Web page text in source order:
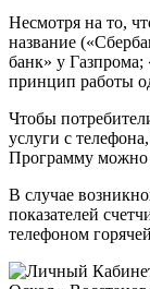
Несмотря на то,
название
банк» у
принцип работы
Чтобы
услуги с
Программу можно
В случае
показателей
телефоном